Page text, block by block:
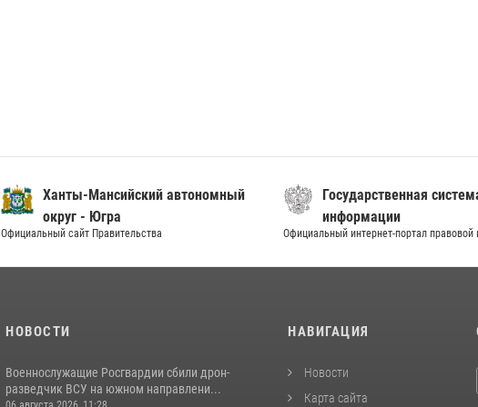
Ханты-Мансийский автономный
округ - Югра
Официальный сайт Правительства
Государственная
информации
Официальный интернет-портал
НОВОСТИ
Военнослужащие Росгвардии сбили дрон-
разведчик ВСУ на южном направлени...
НАВИГАЦИЯ
Новости
Карта сайта